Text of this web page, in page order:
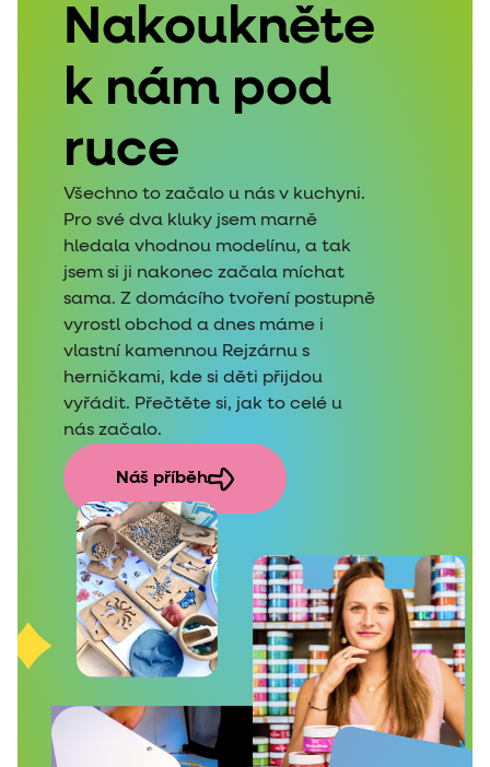
Nakoukněte
k nám pod
ruce
Všechno to začalo u nás v kuchyni.
Pro své dva kluky jsem marně
hledala vhodnou modelínu, a tak
jsem si ji nakonec začala míchat
sama. Z domácího tvoření postupně
vyrostl obchod a dnes máme i
vlastní kamennou Rejzárnu s
herničkami, kde si děti přijdou
vyřádit. Přečtěte si, jak to celé u
nás začalo.
Náš příběh